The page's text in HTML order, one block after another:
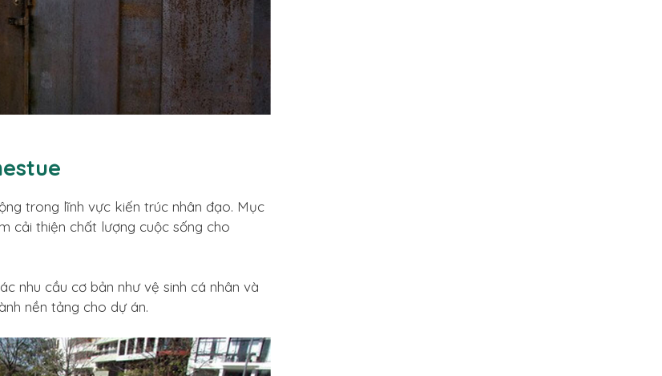
trong lĩnh vực kiến trúc nhân đạo. Mục
cải thiện chất lượng cuộc sống cho
nhu cầu cơ bản như vệ sinh cá nhân và
nền tảng cho dự án.